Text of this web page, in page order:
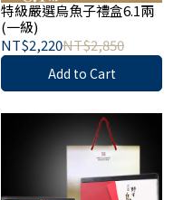
特級嚴選烏魚子禮盒6.1兩
(一級)
NT$2,220NT$2,850
Add to Cart